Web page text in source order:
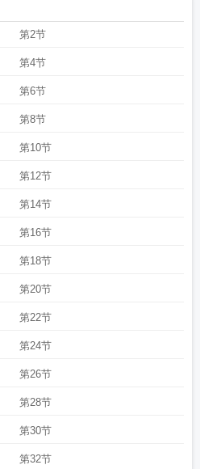
第2节
第4节
第6节
第8节
第10节
第12节
第14节
第16节
第18节
第20节
第22节
第24节
第26节
第28节
第30节
第32节